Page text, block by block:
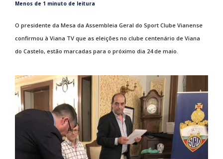
Menos de 1 minuto de leitura
O presidente da Mesa da Assembleia Geral do Sport Clube Vianense
confirmou à Viana TV que as eleições no clube centenário de Viana
do Castelo, estão marcadas para o próximo dia 24 de maio.